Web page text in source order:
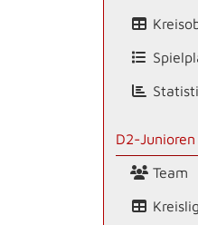
D2-Junioren
Team